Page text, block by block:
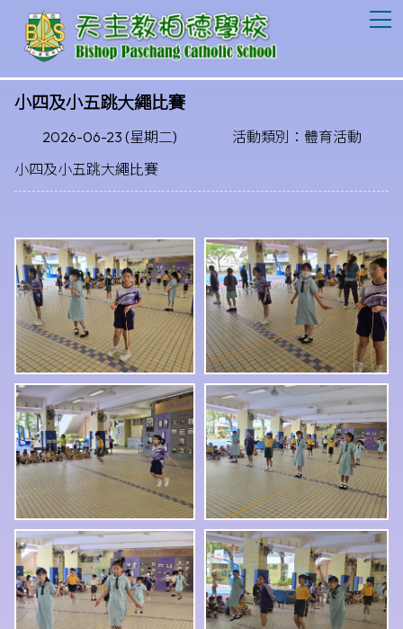
小四及小五跳大繩比賽
2026-06-23 (星期二)
活動類別：體育活動
小四及小五跳大繩比賽